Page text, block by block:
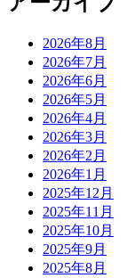
2026年8月
2026年7月
2026年6月
2026年5月
2026年4月
2026年3月
2026年2月
2026年1月
2025年12月
2025年11月
2025年10月
2025年9月
2025年8月